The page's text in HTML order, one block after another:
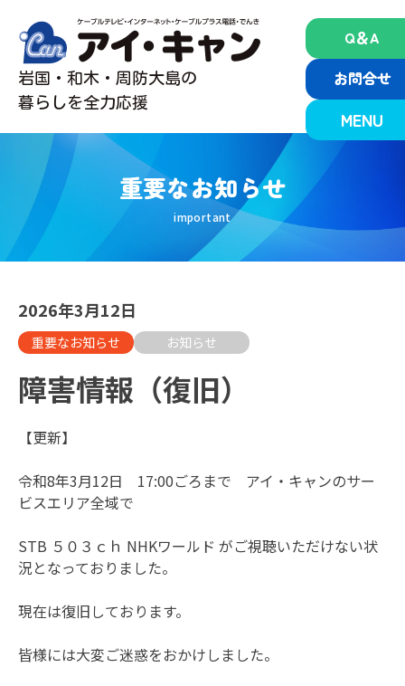
content
岩国・和木・周防大島の
暮らしを全力応援
Q＆A
お問合せ
MENU
重要なお知らせ
2026年3月12日
重要なお知らせ お知らせ
障害情報（復旧）
【更新】
令和8年3月12日 17:00ごろまで アイ・キャンのサー
ビスエリア全域で
STB ５０３ｃｈ NHKワールド がご視聴いただけない状
況となっておりました。
現在は復旧しております。
皆様には大変ご迷惑をおかけしました。